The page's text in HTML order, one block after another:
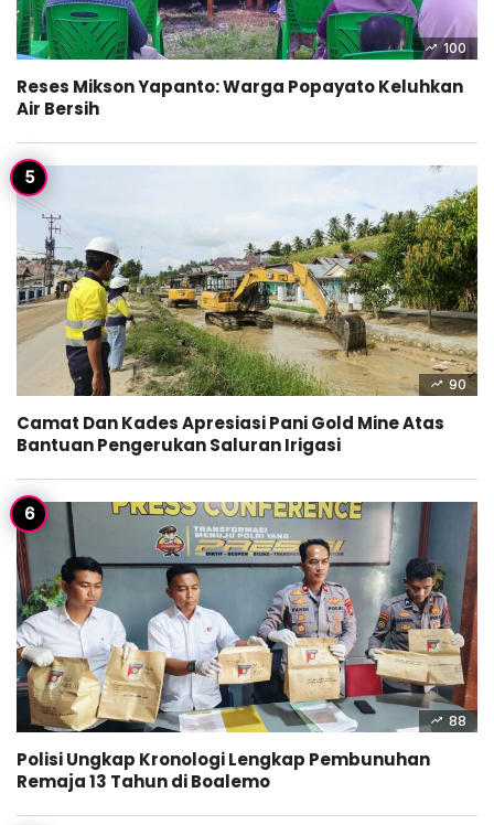
100
Reses Mikson Yapanto: Warga Popayato Keluhkan
Air Bersih
90
Camat Dan Kades Apresiasi Pani Gold Mine Atas
Bantuan Pengerukan Saluran Irigasi
88
Polisi Ungkap Kronologi Lengkap Pembunuhan
Remaja 13 Tahun di Boalemo